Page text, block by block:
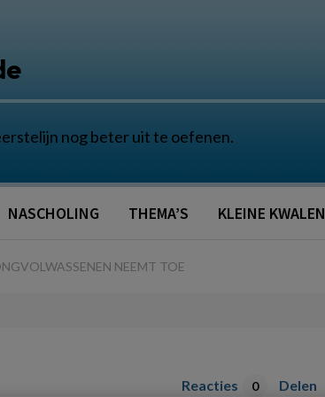
nog beter uit te oefenen.
NASCHOLING THEMA’S KLEINE KWALEN
NEEMT TOE
Reacties 0 Delen